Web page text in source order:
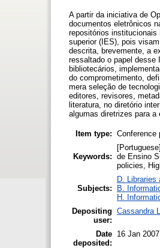
A partir da iniciativa de
documentos eletrônicos
repositórios institucionais
superior (IES), pois
descrita, brevemente, a
ressaltado o papel desse
bibliotecários,
do comprometimento,
mera seleção de
editores, revisores,
literatura, no diretório
algumas diretrizes para
Item type: Conference
Keywords: de Ensino
policies,
Subjects:
D. Libraries
B.
H.
Depositing
user:
Cassandra
Date
deposited:
16 Jan 2007